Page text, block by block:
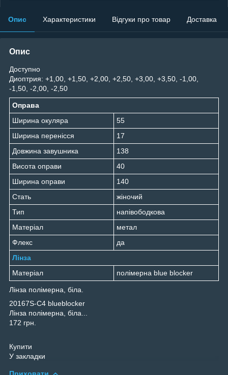
Опис Характеристики Відгуки про товар Доставка
Опис
Доступно
Диоптрия: +1,00, +1,50, +2,00, +2,50, +3,00, +3,50, -1,00,
-1,50, -2,00, -2,50
Оправа
Ширина окуляра
55
Ширина перенісся
17
Довжина завушника
138
Висота оправи
40
Ширина оправи
140
Стать
жіночий
Тип
напівободкова
Матеріал
метал
Флекс
да
Лінза
Матеріал
полімерна blue blocker
Лінза полімерна, біла.
20167S-C4 blueblocker
Лінза полімерна, біла...
172 грн.
Купити
У закладки
Приховати